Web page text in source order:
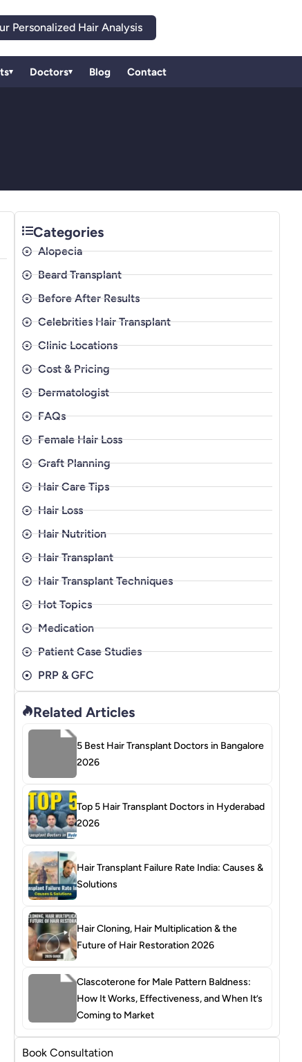
Personalized Hair Analysis
▾ Doctors▾ Blog Contact
Categories
Alopecia
Beard Transplant
Before After Results
Celebrities Hair Transplant
Clinic Locations
Cost & Pricing
Dermatologist
FAQs
Female Hair Loss
Graft Planning
Hair Care Tips
Hair Loss
Hair Nutrition
Hair Transplant
Hair Transplant Techniques
Hot Topics
Medication
Patient Case Studies
PRP & GFC
Related Articles
5 Best Hair Transplant Doctors in Bangalore
2026
Top 5 Hair Transplant Doctors in Hyderabad
2026
Hair Transplant Failure Rate India: Causes &
Solutions
Hair Cloning, Hair Multiplication & the
Future of Hair Restoration 2026
Clascoterone for Male Pattern Baldness:
How It Works, Effectiveness, and When It’s
Coming to Market
Book Consultation